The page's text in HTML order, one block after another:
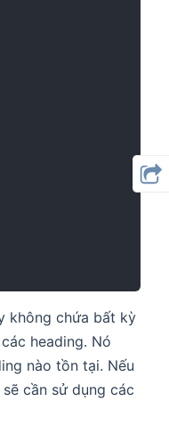
không chứa bất kỳ
heading. Nó
nào tồn tại. Nếu
sẽ cần sử dụng các